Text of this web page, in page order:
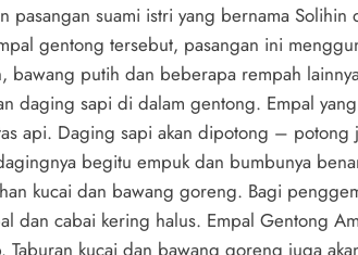
pasangan suami istri yang bernama Solihin
gentong tersebut, pasangan ini
putih dan beberapa rempah
daging sapi di dalam gentong. Empal
api. Daging sapi akan dipotong – potong
begitu empuk dan bumbunya
kucai dan bawang goreng. Bagi
dan cabai kering halus. Empal Gentong
kucai dan bawang goreng juga